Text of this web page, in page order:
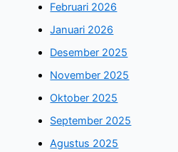
Februari 2026
Januari 2026
Desember 2025
November 2025
Oktober 2025
September 2025
Agustus 2025